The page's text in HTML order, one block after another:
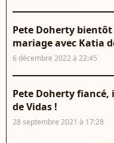
Pete Doherty
mariage avec Katia
6 décembre 2022 à 22:45
Pete Doherty fiancé,
de Vidas !
28 septembre 2021 à 17:28